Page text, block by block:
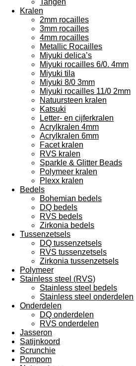
Tangen
Kralen
2mm rocailles
3mm rocailles
4mm rocailles
Metallic Rocailles
Miyuki delica’s
Miyuki rocailles 6/0. 4mm
Miyuki tila
Miyuki 8/0 3mm
Miyuki rocailles 11/0 2mm
Natuursteen kralen
Katsuki
Letter- en cijferkralen
Acrylkralen 4mm
Acrylkralen 6mm
Facet kralen
RVS kralen
Sparkle & Glitter Beads
Polymeer kralen
Plexx kralen
Bedels
Bohemian bedels
DQ bedels
RVS bedels
Zirkonia bedels
Tussenzetsels
DQ tussenzetsels
RVS tussenzetsels
Zirkonia tussenzetsels
Polymeer
Stainless steel (RVS)
Stainless steel bedels
Stainless steel onderdelen
Onderdelen
DQ onderdelen
RVS onderdelen
Jasseron
Satijnkoord
Scrunchie
Pompom